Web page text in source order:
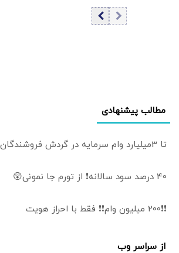
آمریکا می شود؟ |
چرا پیمان مکه، هم
پیشین بانک مرکزی
| چرا سیاست پولی
مطالب پیشنهادی
تا 3میلیارد وام سرمایه در گردش فروشندگان
40 درصد سود سالانه❗ از تورم جا نمونی😲
❗❗200 میلیون وام❗❗ فقط با احراز هویت
از سراسر وب